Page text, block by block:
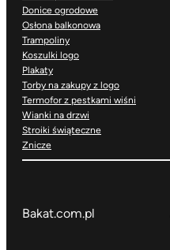
Donice ogrodowe
Osłona balkonowa
Trampoliny
Koszulki logo
Plakaty
Torby na zakupy z logo
Termofor z pestkami wiśni
Wianki na drzwi
Stroiki świąteczne
Znicze
Bakat.com.pl